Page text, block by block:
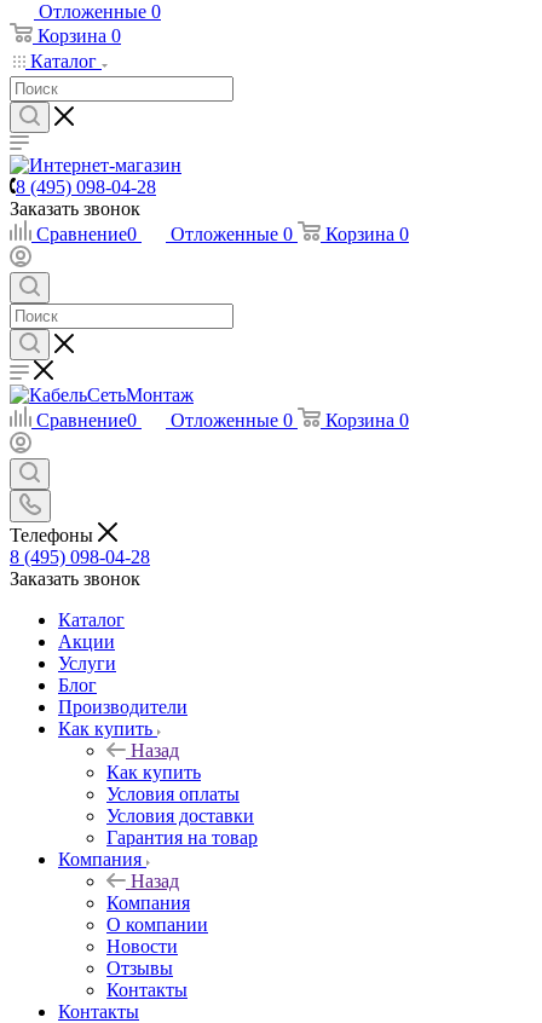
Отложенные 0
Корзина 0
Каталог
8 (495) 098-04-28
Заказать звонок
Сравнение0 Отложенные 0 Корзина 0
Сравнение0 Отложенные 0 Корзина 0
Телефоны
8 (495) 098-04-28
Заказать звонок
Каталог
Акции
Услуги
Блог
Производители
Как купить
Назад
Как купить
Условия оплаты
Условия доставки
Гарантия на товар
Компания
Назад
Компания
О компании
Новости
Отзывы
Контакты
Контакты